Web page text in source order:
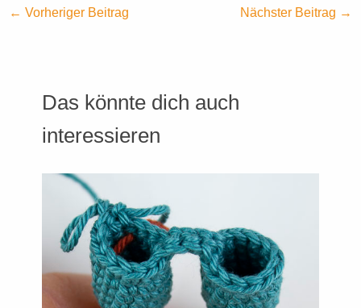
← Vorheriger Beitrag Nächster Beitrag →
Das könnte dich auch
interessieren